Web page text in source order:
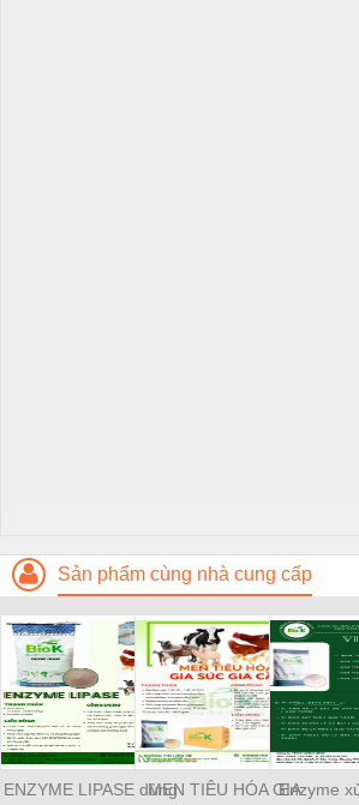
Sản phẩm cùng nhà cung cấp
ENZYME LIPASE dùngMEN TIÊU HÓA GIAEnzyme